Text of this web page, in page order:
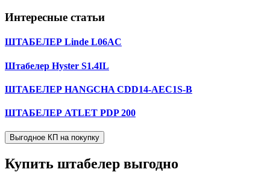
Интересные статьи
ШТАБЕЛЕР Linde L06AC
Штабелер Hyster S1.4IL
ШТАБЕЛЕР HANGCHA CDD14-AEC1S-B
ШТАБЕЛЕР ATLET PDP 200
Выгодное КП на покупку
Купить штабелер выгодно